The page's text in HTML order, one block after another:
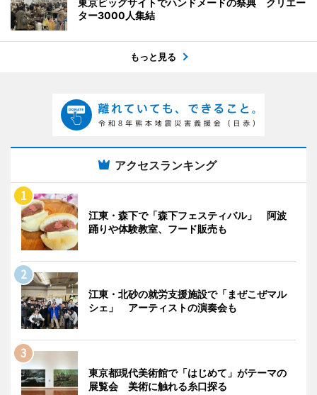
東京ビッグサイトでハンドメードの祭典 クリエー
ター3000人集結
もっと見る
アクセスランキング
江東・森下で「森下フェスティバル」 阿波
踊りや体験教室、フード販売も
江東・北砂の就労支援施設で「まぜこぜマル
シェ」 アーティストの演奏会も
東京都現代美術館で「はじめて」がテーマの
展覧会 美術に触れる糸口探る